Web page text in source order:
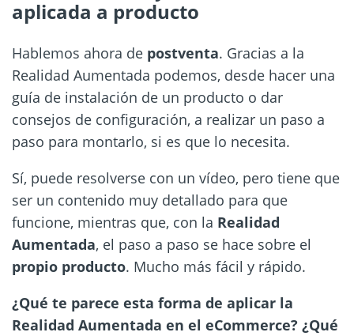
aplicada a producto
Hablemos ahora de postventa. Gracias a la
Realidad Aumentada podemos, desde hacer una
guía de instalación de un producto o dar
consejos de configuración, a realizar un paso a
paso para montarlo, si es que lo necesita.
Sí, puede resolverse con un vídeo, pero tiene que
ser un contenido muy detallado para que
funcione, mientras que, con la Realidad
Aumentada, el paso a paso se hace sobre el
propio producto. Mucho más fácil y rápido.
¿Qué te parece esta forma de aplicar la
Realidad Aumentada en el eCommerce? ¿Qué